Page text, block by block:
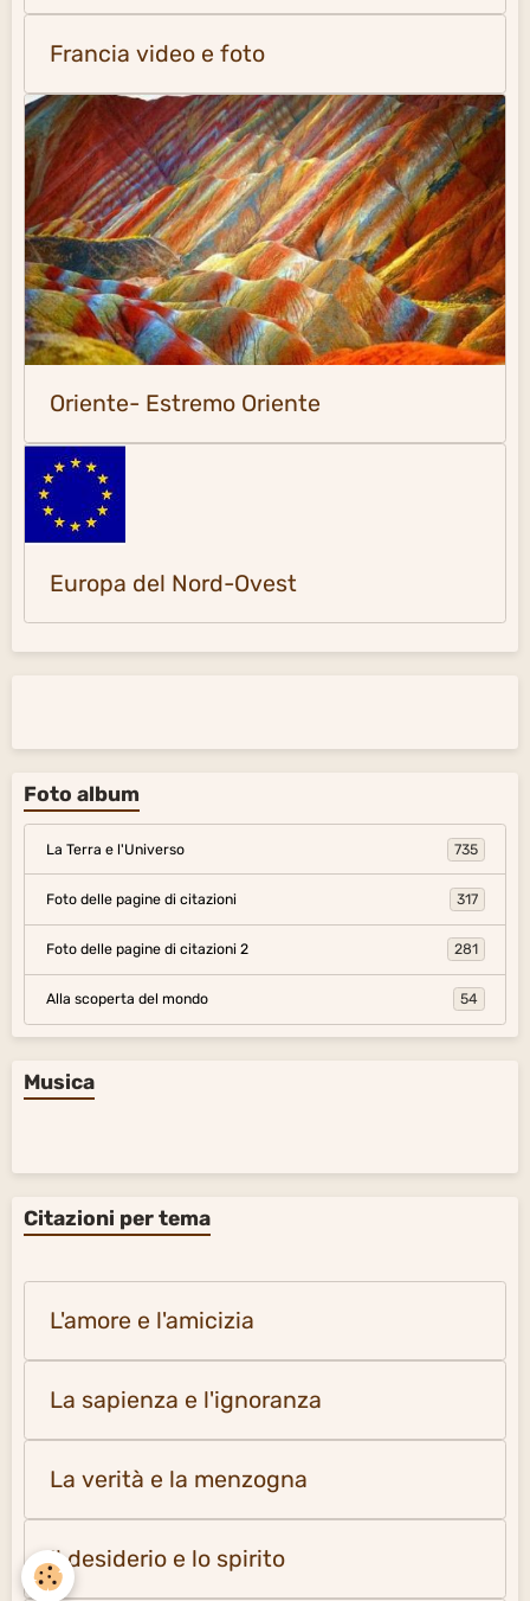
Francia video e foto
Oriente- Estremo Oriente
Europa del Nord-Ovest
Foto album
La Terra e l'Universo 735
Foto delle pagine di citazioni 317
Foto delle pagine di citazioni 2 281
Alla scoperta del mondo 54
Musica
Citazioni per tema
L'amore e l'amicizia
La sapienza e l'ignoranza
La verità e la menzogna
Il desiderio e lo spirito